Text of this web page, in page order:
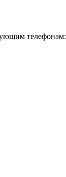
телефонам: